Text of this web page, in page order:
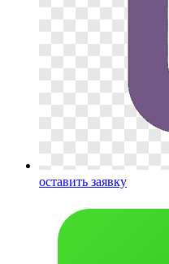
оставить заявку